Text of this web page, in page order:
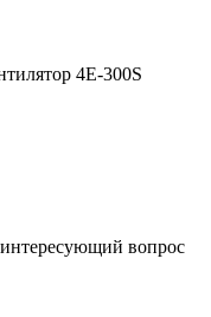
4E-300S
вопрос